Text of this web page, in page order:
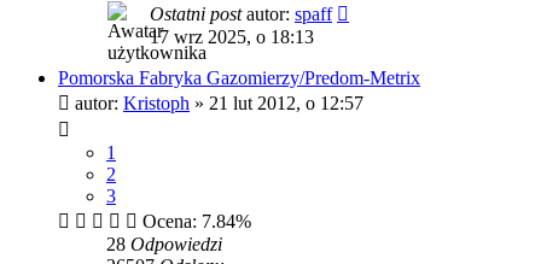
Ostatni postautor: spaff
17 wrz 2025, o 18:13
Pomorska Fabryka Gazomierzy/Predom-Metrix
autor: Kristoph » 21 lut 2012, o 12:57
1
2
3
Ocena: 7.84%
28 Odpowiedzi